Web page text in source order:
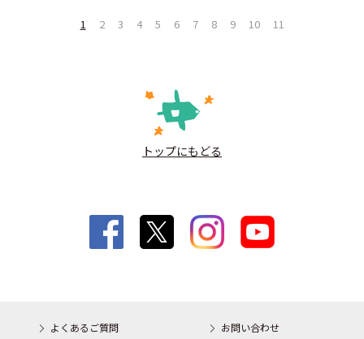
1 2 3 4 5 6 7 8 9 10 11
トップにもどる
よくあるご質問 お問い合わせ